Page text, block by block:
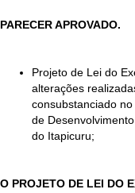
PARECER APROVADO.
Projeto de Lei do
alterações
consubstanciado
de
do Itapicuru;
O PROJETO DE LEI DO